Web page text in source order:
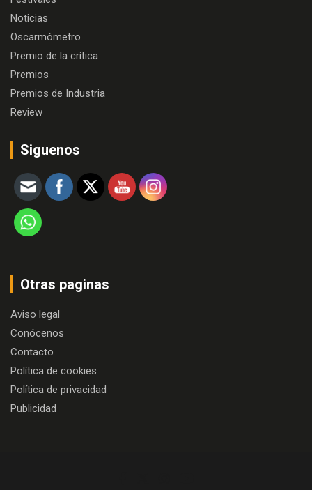
Noticias
Oscarmómetro
Premio de la crítica
Premios
Premios de Industria
Review
Siguenos
Otras paginas
Aviso legal
Conócenos
Contacto
Política de cookies
Política de privacidad
Publicidad